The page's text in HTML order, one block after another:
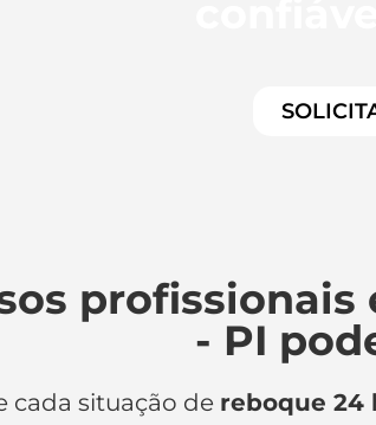
- PI
cada situação de reboque 24